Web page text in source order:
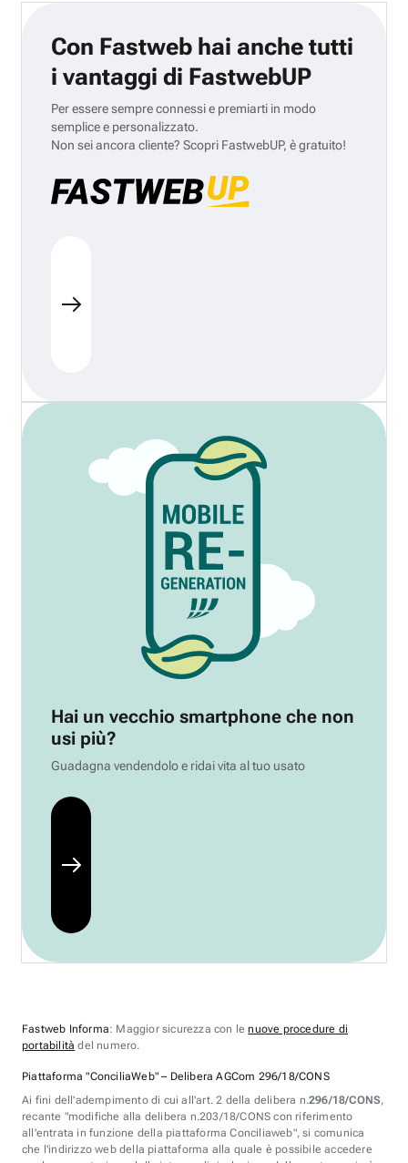
Con Fastweb hai anche tutti
i vantaggi di FastwebUP
Per essere sempre connessi e premiarti in modo
semplice e personalizzato.
Non sei ancora cliente? Scopri FastwebUP, è gratuito!
Hai un vecchio smartphone che non
usi più?
Guadagna vendendolo e ridai vita al tuo usato
Fastweb Informa: Maggior sicurezza con lenuove procedure di
portabilità del numero.
Piattaforma "ConciliaWeb" – Delibera AGCom 296/18/CONS
Ai fini dell'adempimento di cui all'art. 2 della delibera n.296/18/CONS,
recante "modifiche alla delibera n.203/18/CONS con riferimento
all'entrata in funzione della piattaforma Conciliaweb", si comunica
che l'indirizzo web della piattaforma alla quale è possibile accedere